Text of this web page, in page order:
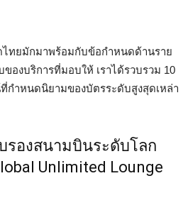
ไทยมักมาพร้อมกับข้อกำหนดด้านราย
องบริการที่มอบให้ เราได้รวบรวม 10
กำหนดนิยามของบัตรระดับสูงสุดเหล่า
รองสนามบินระดับโลก
Unlimited Lounge